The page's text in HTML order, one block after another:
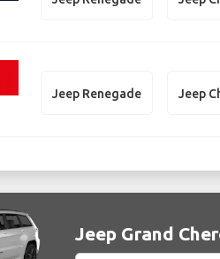
Jeep Renegade Jeep
Jeep Grand